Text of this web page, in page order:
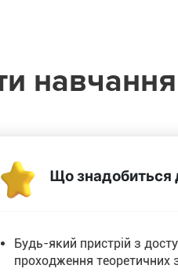
навчання
Що знадобиться
Будь-який пристрій з
проходження теоретичних